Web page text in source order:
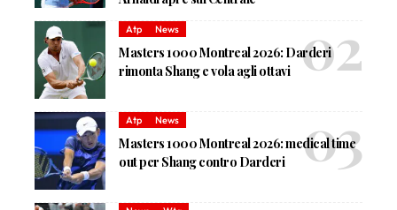
Atp News
Masters 1000 Montreal 2026: Darderi
rimonta Shang e vola agli ottavi
Atp News
Masters 1000 Montreal 2026: medical time
out per Shang contro Darderi